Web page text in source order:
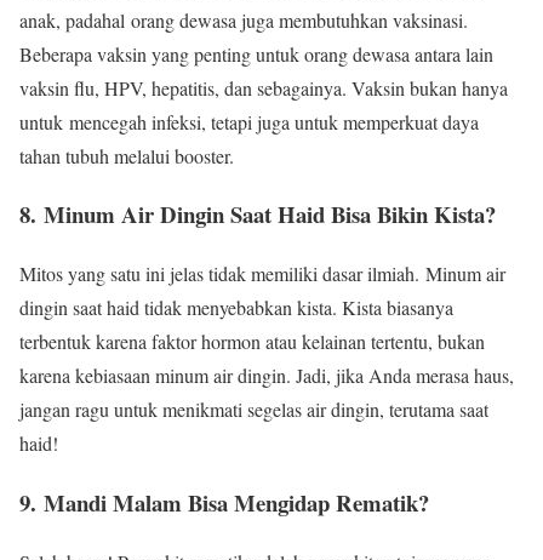
anak, padahal orang dewasa juga membutuhkan vaksinasi.
Beberapa vaksin yang penting untuk orang dewasa antara lain
vaksin flu, HPV, hepatitis, dan sebagainya. Vaksin bukan hanya
untuk mencegah infeksi, tetapi juga untuk memperkuat daya
tahan tubuh melalui booster.
8. Minum Air Dingin Saat Haid Bisa Bikin Kista?
Mitos yang satu ini jelas tidak memiliki dasar ilmiah. Minum air
dingin saat haid tidak menyebabkan kista. Kista biasanya
terbentuk karena faktor hormon atau kelainan tertentu, bukan
karena kebiasaan minum air dingin. Jadi, jika Anda merasa haus,
jangan ragu untuk menikmati segelas air dingin, terutama saat
haid!
9. Mandi Malam Bisa Mengidap Rematik?